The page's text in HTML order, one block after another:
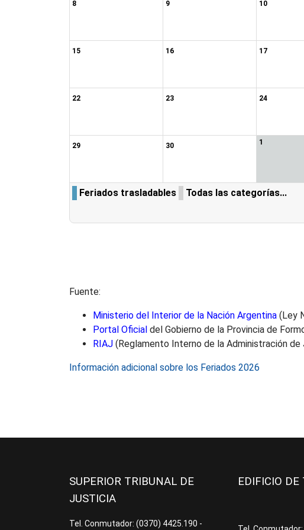
8 9 10
15 16 17
22 23 24
29 30 1
Feriados trasladables Todas las categorías...
Fuente:
Ministerio del Interior de la Nación Argentina (Ley
Portal Oficial del Gobierno de la Provincia de
RIAJ (Reglamento Interno de la Administración de
Información adicional sobre los Feriados 2026
SUPERIOR TRIBUNAL DE
JUSTICIA
Tel. Conmutador: (0370) 4425.190 -
EDIFICIO